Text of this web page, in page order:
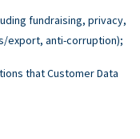
fundraising, privacy,
export, anti-corruption);
that Customer Data